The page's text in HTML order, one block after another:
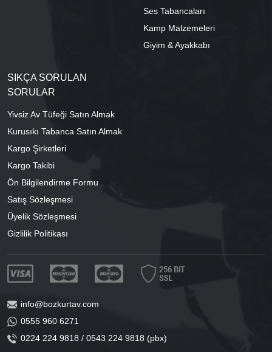
Ses Tabancaları
Kamp Malzemeleri
Giyim & Ayakkabı
SIKÇA SORULAN
SORULAR
Yivsiz Av Tüfeği Satın Almak
Kurusıkı Tabanca Satın Almak
Kargo Şirketleri
Kargo Takibi
Ön Bilgilendirme Formu
Satış Sözleşmesi
Üyelik Sözleşmesi
Gizlilik Politikası
info@bozkurtav.com
0555 960 6271
0224 224 9818 / 0543 224 9818 (pbx)